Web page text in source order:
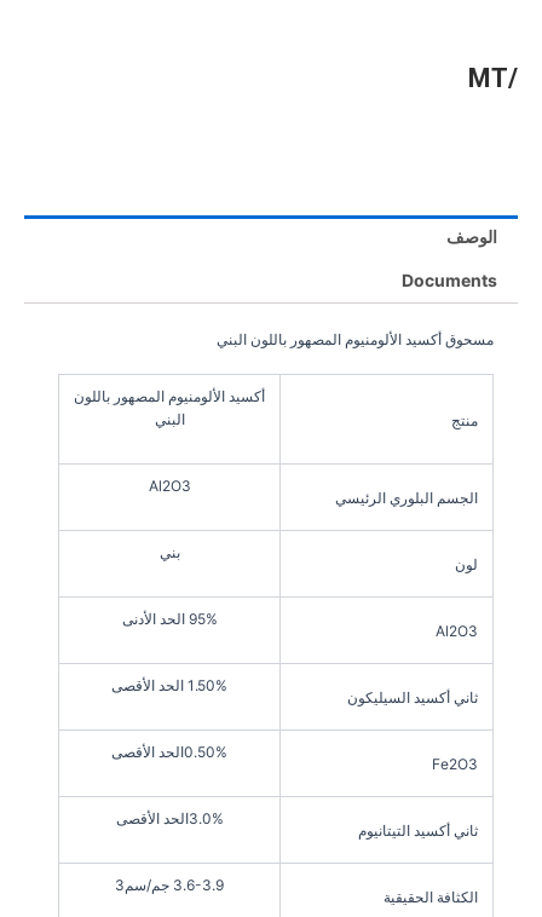
/MT
الوصف
Documents
مسحوق أكسيد الألومنيوم المصهور باللون البني
منتج
أكسيد الألومنيوم المصهور باللون
البني
الجسم البلوري الرئيسي
Al2O3
لون
بني
Al2O3
95% الحد الأدنى
ثاني أكسيد السيليكون
1.50% الحد الأقصى
Fe2O3
0.50%الحد الأقصى
ثاني أكسيد التيتانيوم
3.0%الحد الأقصى
الكثافة الحقيقية
3.6-3.9 جم/سم3